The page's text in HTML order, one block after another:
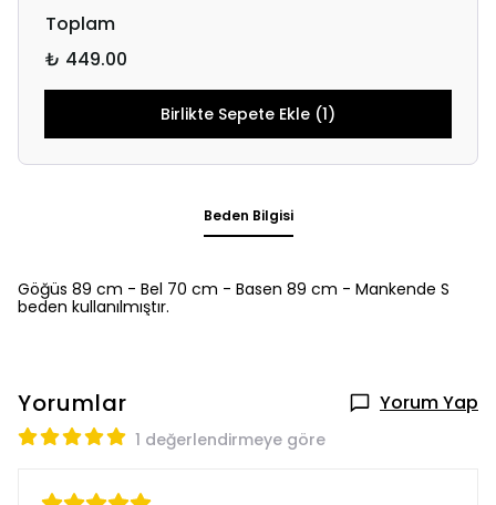
Toplam
₺ 449.00
Birlikte Sepete Ekle (1)
Beden Bilgisi
Göğüs 89 cm - Bel 70 cm - Basen 89 cm - Mankende S
beden kullanılmıştır.
Yorumlar Yorum Yap
1 değerlendirmeye göre